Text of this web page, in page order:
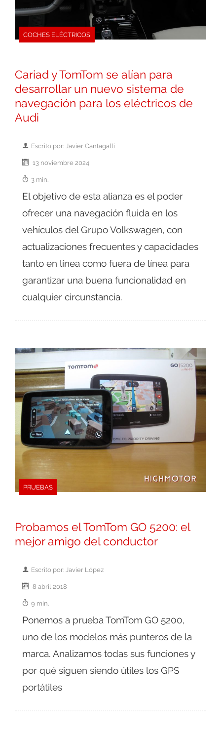
COCHES ELÉCTRICOS
Cariad y TomTom se alían para
desarrollar un nuevo sistema de
navegación para los eléctricos de
Audi
Escrito por: Javier Cantagalli
13 noviembre 2024
3 min.
El objetivo de esta alianza es el poder
ofrecer una navegación fluida en los
vehículos del Grupo Volkswagen, con
actualizaciones frecuentes y capacidades
tanto en línea como fuera de línea para
garantizar una buena funcionalidad en
cualquier circunstancia.
PRUEBAS
Probamos el TomTom GO 5200: el
mejor amigo del conductor
Escrito por: Javier López
8 abril 2018
9 min.
Ponemos a prueba TomTom GO 5200,
uno de los modelos más punteros de la
marca. Analizamos todas sus funciones y
por qué siguen siendo útiles los GPS
portátiles